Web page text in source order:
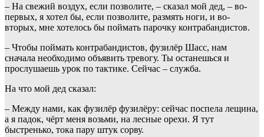
– На свежий воздух, если позволите, – сказал мой дед, – во-
первых, я хотел бы, если позволите, размять ноги, и во-
вторых, мне хотелось бы поймать парочку контрабандистов.
– Чтобы поймать контрабандистов, фузилёр Шасс, нам
сначала необходимо объявить тревогу. Ты останешься и
прослушаешь урок по тактике. Сейчас – служба.
На что мой дед сказал:
– Между нами, как фузилёр фузилёру: сейчас поспела лещина,
а я падок, чёрт меня возьми, на лесные орехи. Я тут
быстренько, тока пару штук сорву.